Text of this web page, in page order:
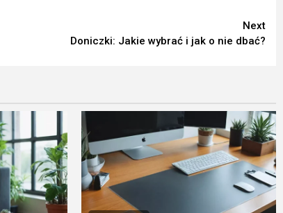
Next
Doniczki: Jakie wybrać i jak o nie dbać?